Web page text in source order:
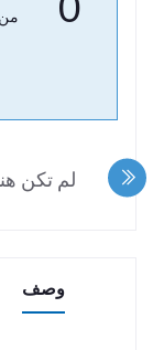
من
لم تكن
وصف